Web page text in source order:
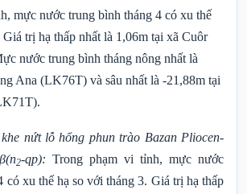
mực nước trung bình tháng 4 có xu thế
Giá trị hạ thấp nhất là 1,06m tại xã Cuôr
nước trung bình tháng nông nhất là
Ana (LK76T) và sâu nhất là -21,88m tại
nứt lỗ hổng phun trào Bazan Pliocen-
β(n2-qp): Trong phạm vi tỉnh, mực nước
có xu thế hạ so với tháng 3. Giá trị hạ thấp